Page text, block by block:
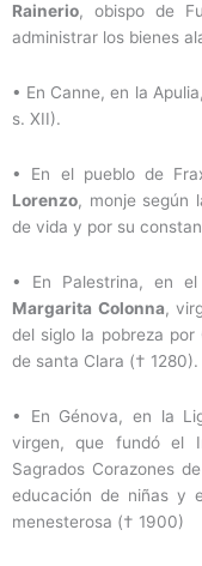
Rainerio, obispo de
administrar los bienes
• En Canne, en la
s. XII).
• En el pueblo de
Lorenzo, monje según
de vida y por su
• En Palestrina, en
Margarita Colonna,
del siglo la pobreza por
de santa Clara († 1280).
• En Génova, en la
virgen, que fundó el
Sagrados Corazones
educación de niñas y
menesterosa († 1900)